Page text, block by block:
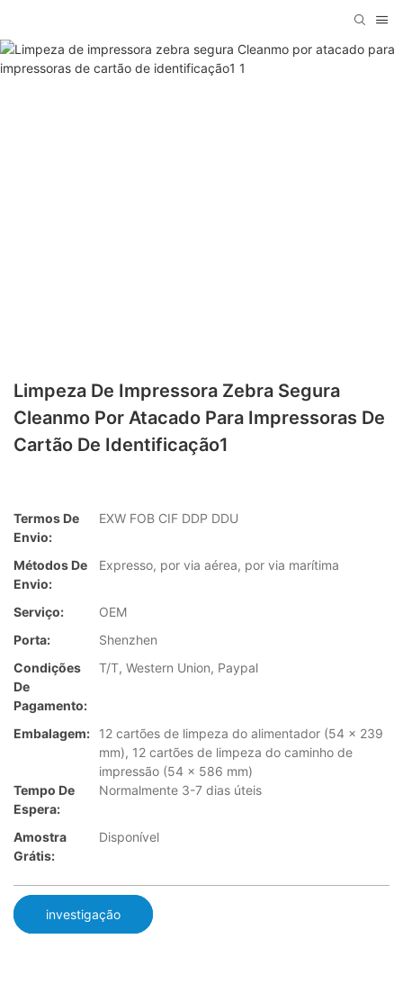
Limpeza De Impressora Zebra Segura
Cleanmo Por Atacado Para Impressoras De
Cartão De Identificação1
Termos De
Envio:
EXW FOB CIF DDP DDU
Métodos De
Envio:
Expresso, por via aérea, por via marítima
Serviço:
OEM
Porta:
Shenzhen
Condições
De
Pagamento:
T/T, Western Union, Paypal
Embalagem:
12 cartões de limpeza do alimentador (54 x 239
mm), 12 cartões de limpeza do caminho de
impressão (54 x 586 mm)
Tempo De
Espera:
Normalmente 3-7 dias úteis
Amostra
Grátis:
Disponível
investigação